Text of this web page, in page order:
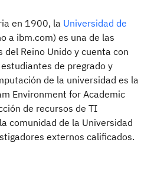
en 1900, la Universidad de
a ibm.com) es una de las
del Reino Unido y cuenta con
de pregrado y
de la universidad es la
Environment for Academic
de recursos de TI
comunidad de la Universidad
externos calificados.